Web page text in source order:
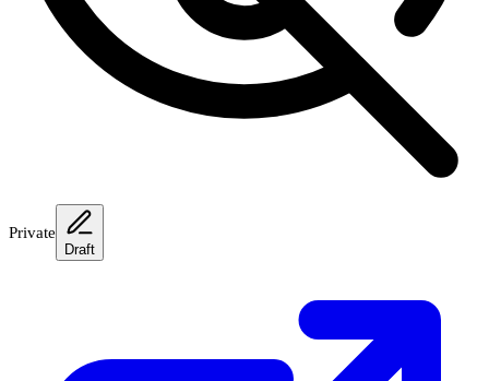
Private
Draft